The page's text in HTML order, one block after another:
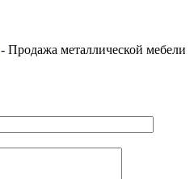
- Продажа металлической мебели